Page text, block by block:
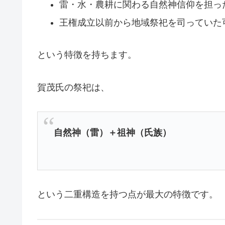
雷・水・農耕に関わる自然神信仰を担っ
王権成立以前から地域祭祀を司っていた
という特徴を持ちます。
賀茂氏の祭祀は、
自然神（雷）＋祖神（氏族）
という二重構造を持つ点が最大の特徴です。